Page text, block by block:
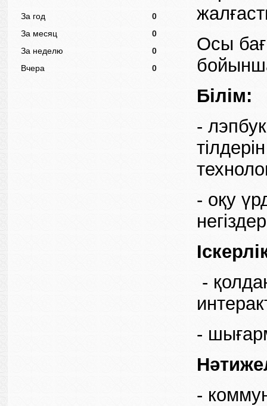
За год
0
За месяц
0
За неделю
0
Вчера
0
Осы
Білім:
-
- оқу
-
-
-